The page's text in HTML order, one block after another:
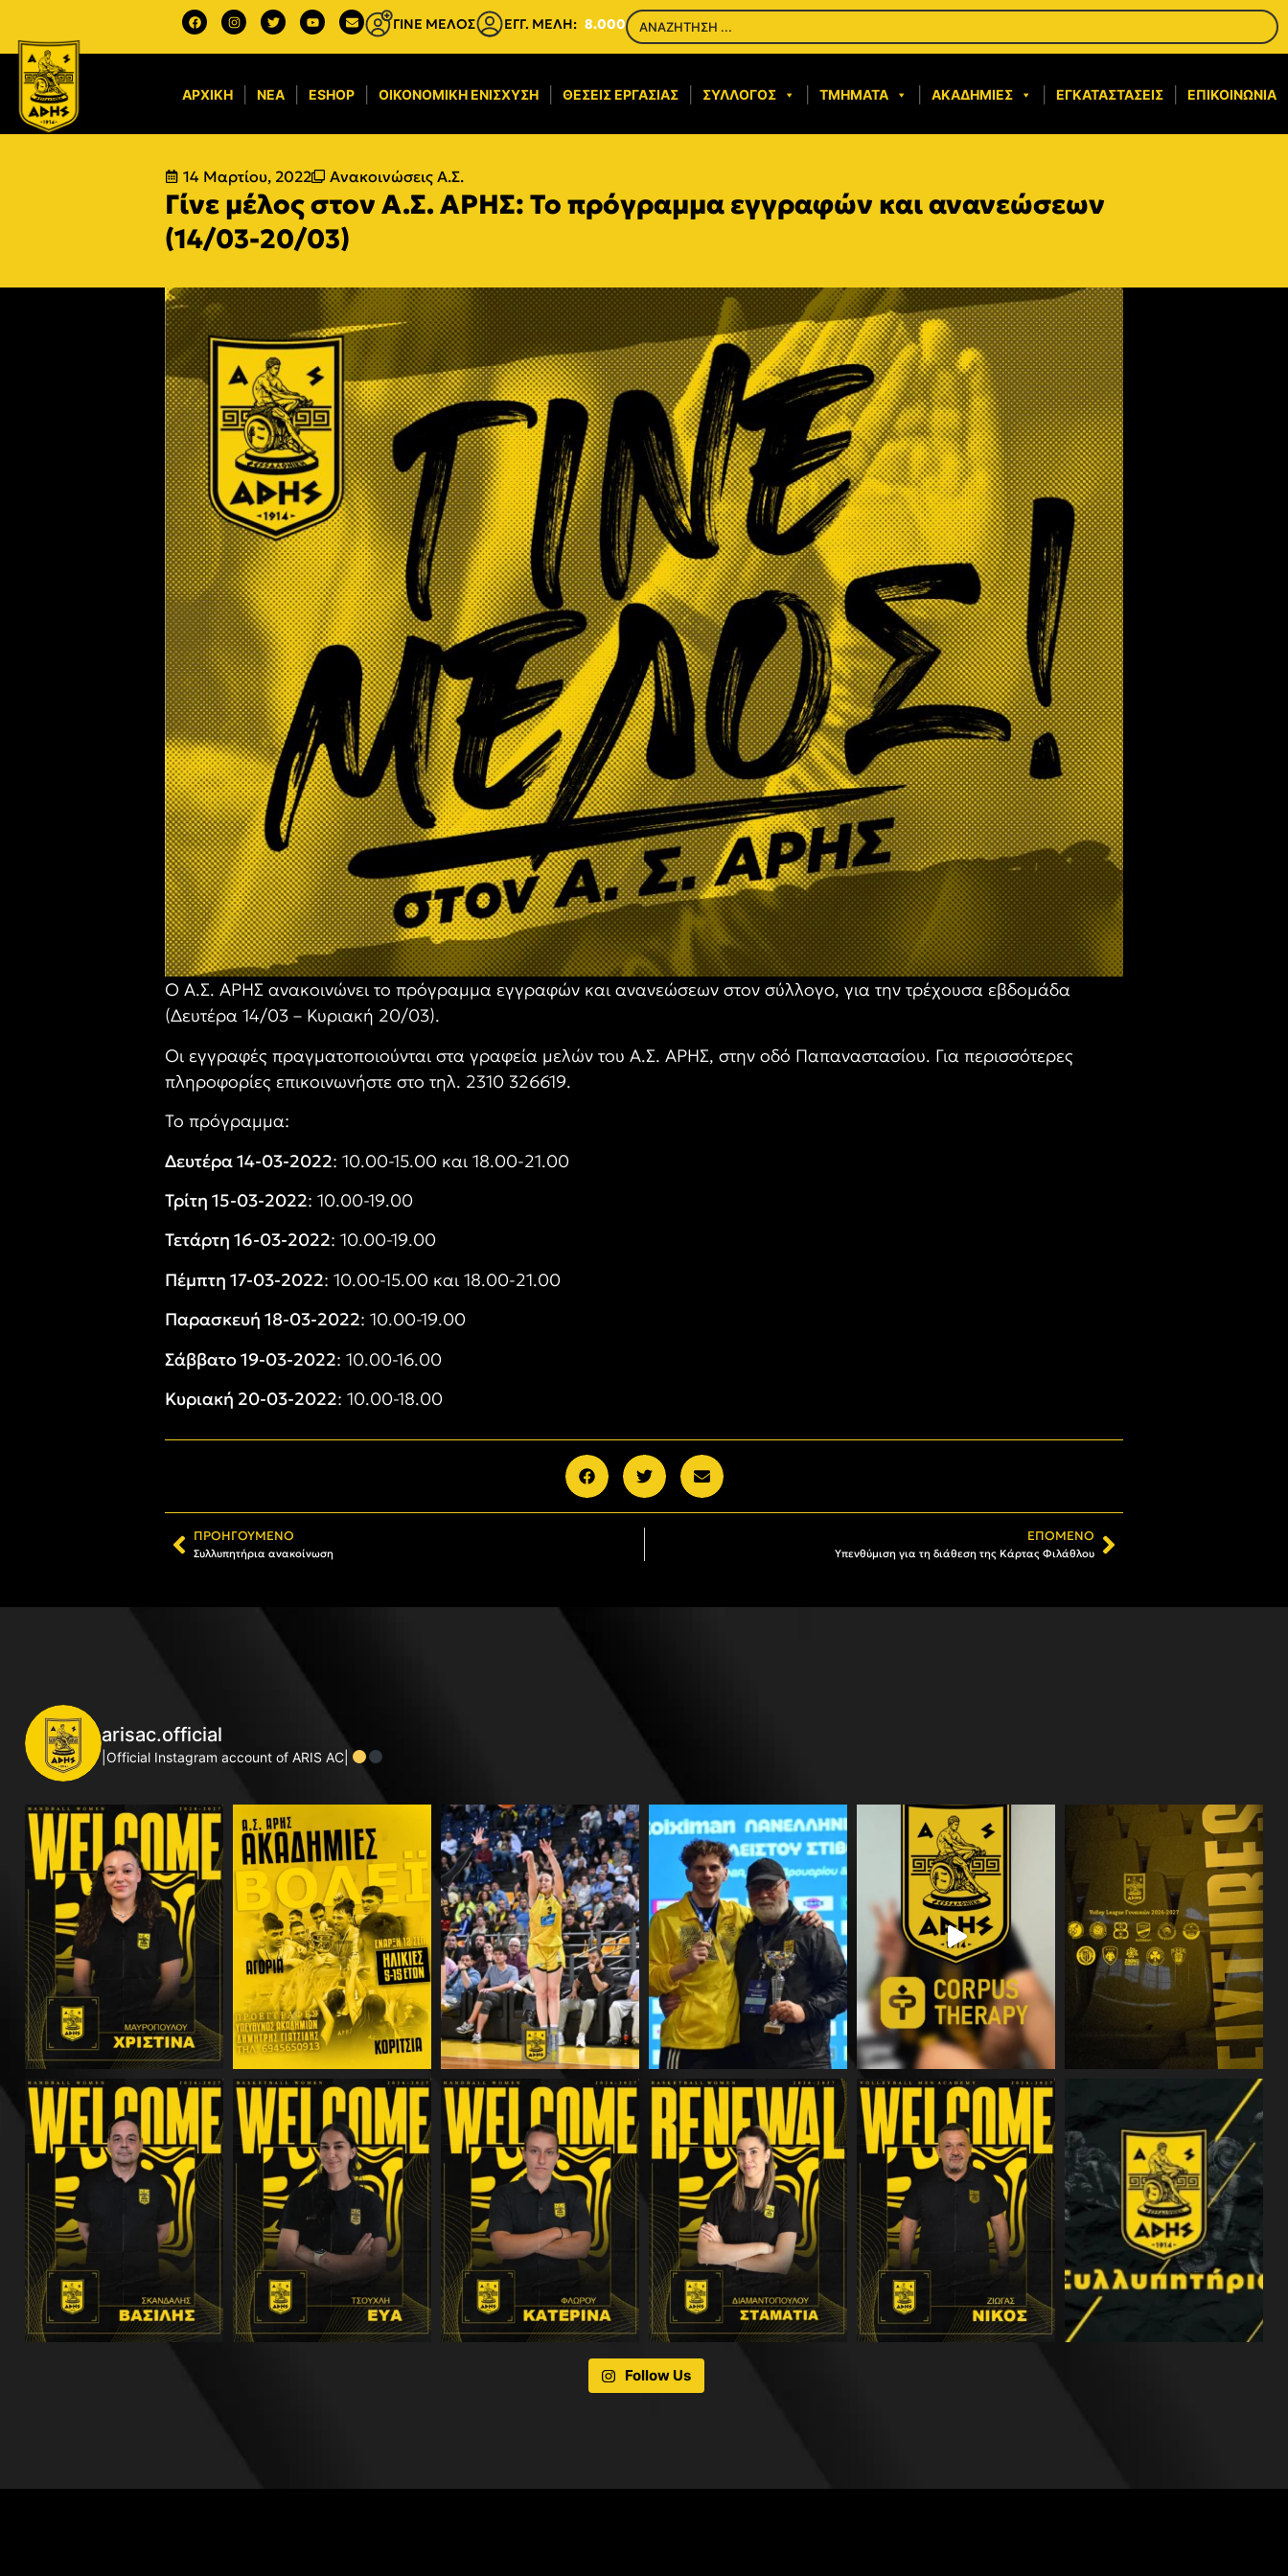
ΓΙΝΕ ΜΕΛΟΣ ΕΓΓ. ΜΕΛΗ: 8.000
ΑΡΧΙΚΉ ΝΈΑ ESHOP ΟΙΚΟΝΟΜΙΚΉ ΕΝΊΣΧΥΣΗ​ ΘΈΣΕΙΣ ΕΡΓΑΣΊΑΣ ΣΎΛΛΟΓΟΣ ΤΜΉΜΑΤΑ ΑΚΑΔΗΜΊΕΣ ΕΓΚΑΤΑΣΤΆΣΕΙΣ ΕΠΙΚΟΙΝΩΝΊΑ
14 Μαρτίου, 2022 Ανακοινώσεις Α.Σ.
Γίνε μέλος στον Α.Σ. ΑΡΗΣ: Το πρόγραμμα εγγραφών και ανανεώσεων
(14/03-20/03)
Ο Α.Σ. ΑΡΗΣ ανακοινώνει το πρόγραμμα εγγραφών και ανανεώσεων στον σύλλογο, για την τρέχουσα εβδομάδα
(Δευτέρα 14/03 – Κυριακή 20/03).
Οι εγγραφές πραγματοποιούνται στα γραφεία μελών του Α.Σ. ΑΡΗΣ, στην οδό Παπαναστασίου. Για περισσότερες
πληροφορίες επικοινωνήστε στο τηλ. 2310 326619.
Το πρόγραμμα:
Δευτέρα 14-03-2022: 10.00-15.00 και 18.00-21.00
Τρίτη 15-03-2022: 10.00-19.00
Τετάρτη 16-03-2022: 10.00-19.00
Πέμπτη 17-03-2022: 10.00-15.00 και 18.00-21.00
Παρασκευή 18-03-2022: 10.00-19.00
Σάββατο 19-03-2022: 10.00-16.00
Κυριακή 20-03-2022: 10.00-18.00
ΠΡΟΗΓΟΎΜΕΝΟ
Συλλυπητήρια ανακοίνωση
ΕΠΌΜΕΝΟ
Υπενθύμιση για τη διάθεση της Κάρτας Φιλάθλου
arisac.official
|Official Instagram account of ARIS AC|
Follow Us